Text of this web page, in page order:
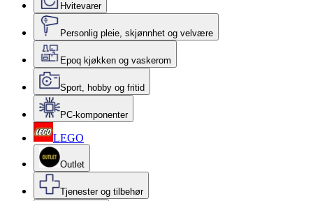
Hvitevarer
Personlig pleie, skjønnhet og velvære
Epoq kjøkken og vaskerom
Sport, hobby og fritid
PC-komponenter
LEGO
Outlet
Tjenester og tilbehør